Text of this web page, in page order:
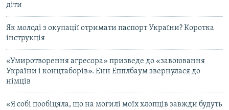
діти
Як молоді з окупації отримати паспорт України? Коротка
інструкція
«Умиротворення агресора» призведе до «завоювання
України і концтаборів». Енн Епплбаум звернулася до
німців
«Я собі пообіцяла, що на могилі моїх хлопців завжди будуть